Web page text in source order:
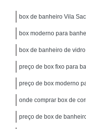
box de banheiro Vila
box moderno para
box de banheiro de
preço de box fixo para
preço de box moderno
onde comprar box de
preço de box de